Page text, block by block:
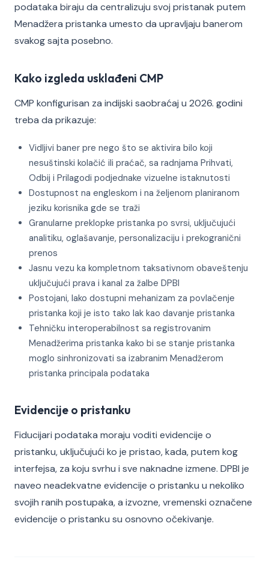
podataka biraju da centralizuju svoj pristanak putem
Menadžera pristanka umesto da upravljaju banerom
svakog sajta posebno.
Kako izgleda usklađeni CMP
CMP konfigurisan za indijski saobraćaj u 2026. godini
treba da prikazuje:
Vidljivi baner pre nego što se aktivira bilo koji
nesuštinski kolačić ili praćač, sa radnjama Prihvati,
Odbij i Prilagodi podjednake vizuelne istaknutosti
Dostupnost na engleskom i na željenom planiranom
jeziku korisnika gde se traži
Granularne preklopke pristanka po svrsi, uključujući
analitiku, oglašavanje, personalizaciju i prekogranični
prenos
Jasnu vezu ka kompletnom taksativnom obaveštenju
uključujući prava i kanal za žalbe DPBI
Postojani, lako dostupni mehanizam za povlačenje
pristanka koji je isto tako lak kao davanje pristanka
Tehničku interoperabilnost sa registrovanim
Menadžerima pristanka kako bi se stanje pristanka
moglo sinhronizovati sa izabranim Menadžerom
pristanka principala podataka
Evidencije o pristanku
Fiducijari podataka moraju voditi evidencije o
pristanku, uključujući ko je pristao, kada, putem kog
interfejsa, za koju svrhu i sve naknadne izmene. DPBI je
naveo neadekvatne evidencije o pristanku u nekoliko
svojih ranih postupaka, a izvozne, vremenski označene
evidencije o pristanku su osnovno očekivanje.